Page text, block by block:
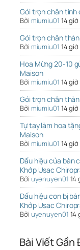
Gói trọn chân tình
Bởi miumiu01 14
Gói trọn chân
Bởi miumiu01 14
Hoa Mừng 20-10
Maison
Bởi miumiu01 14
Gói trọn chân
Bởi miumiu01 14
Tự tay làm hoa
Maison
Bởi miumiu01 14
Dấu hiệu của bàn
Khớp Usac
Bởi uyenuyen01 14
Dấu hiệu con bị
Khớp Usac
Bởi uyenuyen01 14
Bài Viết Gần